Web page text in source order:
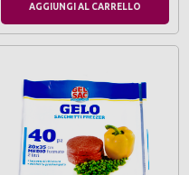
AGGIUNGI AL CARRELLO